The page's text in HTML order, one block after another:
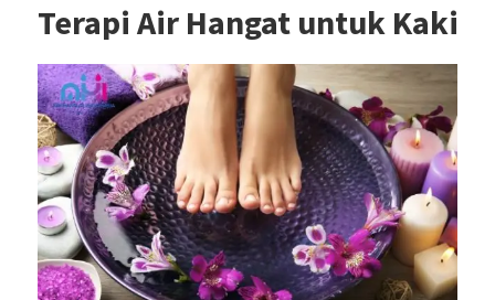
Terapi Air Hangat untuk Kaki